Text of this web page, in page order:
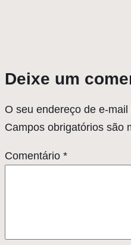
Deixe um
O seu endereço de e-
Campos obrigatórios são
Comentário *